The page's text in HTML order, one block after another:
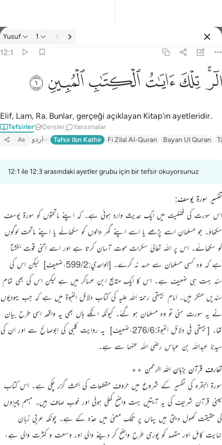
Tefsir: Yusuf 12:1
Yusuf 1
12:1
الر تلك ايات الكتاب المبين ١
الٓر ۚ تِلْكَ ءَايَـٰتُ ٱلْكِتَـٰبِ ٱلْمُبِينِ ١
ﲒﲓﲔﲕﲖﲗﲘ
Elif, Lam, Ra. Bunlar, gerçeği açıklayan Kitap'ın ayetleridir.
Tefsirler Dersler Yansımalar
Aa اردو Tafsir Ibn Kathir Fi Zilal Al-Quran Bayan Ul Quran
12:1 ile 12:3 arasındaki ayetler grubu için bir tefsir okuyorsunuz
تفسیر سورۃ یوسف:
اس سورت کی فضلیت میں ایک حدیث وارد ہوئی ہے۔ کہ اپنے ماتحتوں کو سورۃ یوسف
سکھاؤ۔ جو مسلمان اسے پڑھے یا اسے اپنے گھر والوں کو سکھائے یا اپنے ماتحت لوگوں
کو سکھائے۔ اس پر اللہ تعالیٰ سکرات موت آسان کرتا ہے اور اسے اتنی قوت بخشتا
ہے کہ وہ کسی مسلمان سے حسد نہ کرے۔ [الواحدي:599/2،ضعیف]
‏ لیکن اس کی
سند بہت ہی ضعیف ہے۔ اس کا ایک متابع ابن عساکر میں ہے لیکن اس کی بھی تمام
سندیں منکر ہیں۔ امام بیہقی رحمۃ اللہ علیہ کی کتاب دلائل النبوۃ میں ہے کہ جب یہودیوں
نے یہ سورت سنی تو وہ مسلمان ہو گئے۔ کیونکہ انکے ہاں بھی یہ واقعہ اسی طرح بیان
تھا۔ [بيهقي في دلائل النبوة:276/6،ضعیف]
‏ یہ روایت کلبی کی ابوصالح سے اور ان کی
سیدنا عبداللہ بن عباس رضی اللہ عنہما سے ہے۔
تعارف قرآن بزبان اللہ الرحمن ٭٭
سورۃ البقرہ کی تفسیر کے شروع میں حروف مقطعات کی بحث گزر چکی ہے۔ اس کتاب
یعنی قرآن شریف کی یہ آیتیں بہت واضح کھلی ہوئی اور خوب صاف ہیں۔ مبہم چیزوں
کی حقیقت کھول دیتی ہیں یہاں پر تلک معنی میں ھذہ کے ہے۔ چونکہ عربی زبان
نہایت کامل اور مقصد کو پوری طرح واضح کر دینے والی اور وسعت و کثرت والی ہے،